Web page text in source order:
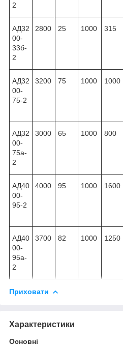
2
АД32
00-
33б-
2
2800 25 1000 315
АД32
00-
75-2
3200 75 1000 1000
АД32
00-
75а-
2
3000 65 1000 800
АД40
00-
95-2
4000 95 1000 1600
АД40
00-
95а-
2
3700 82 1000 1250
Приховати
Характеристики
Основні